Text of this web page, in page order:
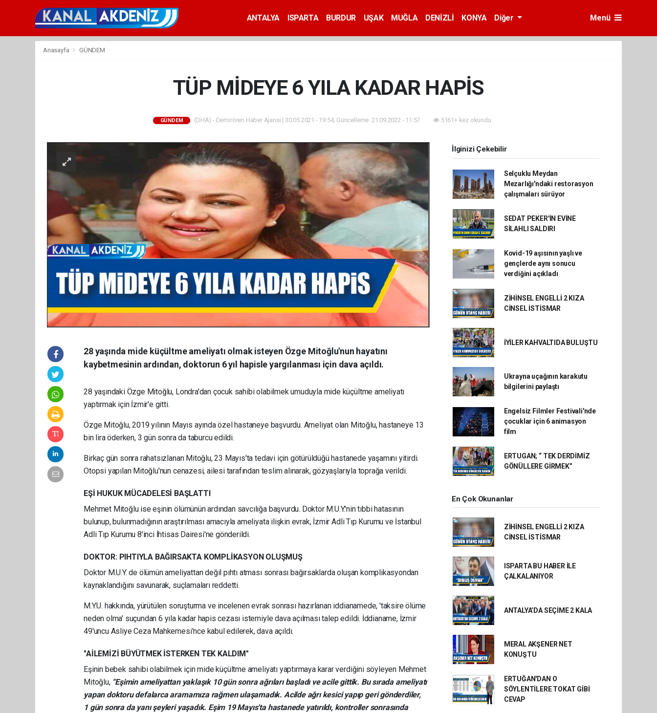
ANTALYA ISPARTA BURDUR UŞAK MUĞLA DENİZLİ KONYA Diğer Menü
Anasayfa GÜNDEM
TÜP MİDEYE 6 YILA KADAR HAPİS
GÜNDEM (DHA) - Demirören Haber Ajansı | 30.05.2021 - 19:54, Güncelleme: 21.09.2022 - 11:57 5161+ kez okundu.
28 yaşında mide küçültme ameliyatı olmak isteyen Özge Mitoğlu'nun hayatını
kaybetmesinin ardından, doktorun 6 yıl hapisle yargılanması için dava açıldı.
28 yaşındaki Özge Mitoğlu, Londra'dan çocuk sahibi olabilmek umuduyla mide küçültme ameliyatı
yaptırmak için İzmir'e gitti.
Özge Mitoğlu, 2019 yılının Mayıs ayında özel hastaneye başvurdu. Ameliyat olan Mitoğlu, hastaneye 13
bin lira öderken, 3 gün sonra da taburcu edildi.
Birkaç gün sonra rahatsızlanan Mitoğlu, 23 Mayıs'ta tedavi için götürüldüğü hastanede yaşamını yitirdi.
Otopsi yapılan Mitoğlu'nun cenazesi, ailesi tarafından teslim alınarak, gözyaşlarıyla toprağa verildi.
EŞİ HUKUK MÜCADELESİ BAŞLATTI
Mehmet Mitoğlu ise eşinin ölümünün ardından savcılığa başvurdu. Doktor M.U.Y.'nin tıbbi hatasının
bulunup, bulunmadığının araştırılması amacıyla ameliyata ilişkin evrak, İzmir Adli Tıp Kurumu ve İstanbul
Adli Tıp Kurumu 8'inci İhtisas Dairesi'ne gönderildi.
DOKTOR: PIHTIYLA BAĞIRSAKTA KOMPLİKASYON OLUŞMUŞ
Doktor M.U.Y. de ölümün ameliyattan değil pıhtı atması sonrası bağırsaklarda oluşan komplikasyondan
kaynaklandığını savunarak, suçlamaları reddetti.
M.Y.U. hakkında, yürütülen soruşturma ve incelenen evrak sonrası hazırlanan iddianamede, 'taksire ölüme
neden olma' suçundan 6 yıla kadar hapis cezası istemiyle dava açılması talep edildi. İddianame, İzmir
49'uncu Asliye Ceza Mahkemesi'nce kabul edilerek, dava açıldı.
"AİLEMİZİ BÜYÜTMEK İSTERKEN TEK KALDIM"
Eşinin bebek sahibi olabilmek için mide küçültme ameliyatı yaptırmaya karar verdiğini söyleyen Mehmet
Mitoğlu, “Eşimin ameliyattan yaklaşık 10 gün sonra ağrıları başladı ve acile gittik. Bu sırada ameliyatı
yapan doktoru defalarca aramamıza rağmen ulaşamadık. Acilde ağrı kesici yapıp geri gönderdiler,
1 gün sonra da yanı şeyleri yaşadık. Eşim 19 Mayıs'ta hastanede yatırıldı, kontroller sonrasında
İlginizi Çekebilir
Selçuklu Meydan
Mezarlığı'ndaki restorasyon
çalışmaları sürüyor
SEDAT PEKER'İN EVİNE
SİLAHLI SALDIRI
Kovid-19 aşısının yaşlı ve
gençlerde aynı sonucu
verdiğini açıkladı
ZİHİNSEL ENGELLİ 2 KIZA
CİNSEL İSTİSMAR
İYİLER KAHVALTIDA BULUŞTU
Ukrayna uçağının karakutu
bilgilerini paylaştı
Engelsiz Filmler Festivali'nde
çocuklar için 6 animasyon
film
ERTUGAN; “ TEK DERDİMİZ
GÖNÜLLERE GİRMEK”
En Çok Okunanlar
ZİHİNSEL ENGELLİ 2 KIZA
CİNSEL İSTİSMAR
ISPARTA BU HABER İLE
ÇALKALANIYOR
ANTALYA’DA SEÇİME 2 KALA
MERAL AKŞENER NET
KONUŞTU
ERTUĞAN'DAN O
SÖYLENTİLERE TOKAT GİBİ
CEVAP